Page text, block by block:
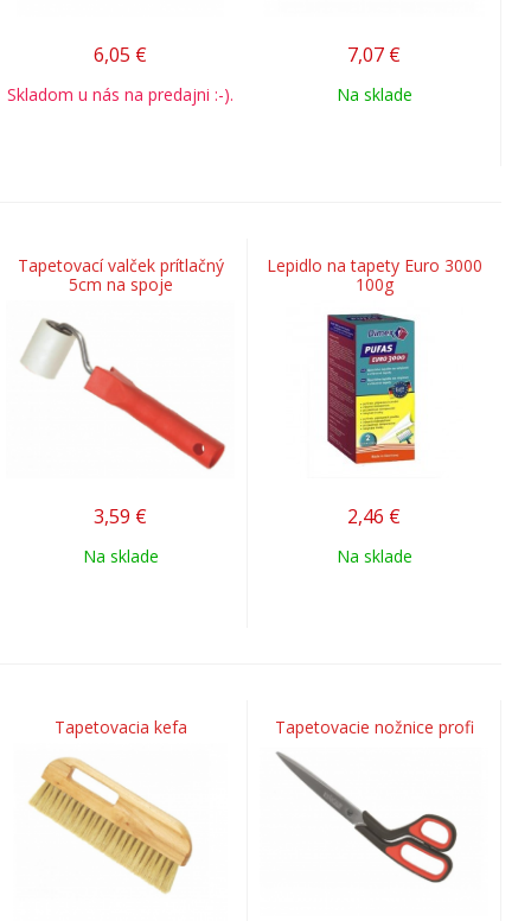
6,05 €
Skladom u nás na predajni :-).
7,07 €
Na sklade
Tapetovací valček prítlačný
5cm na spoje
3,59 €
Na sklade
Lepidlo na tapety Euro 3000
100g
2,46 €
Na sklade
Tapetovacia kefa Tapetovacie nožnice profi